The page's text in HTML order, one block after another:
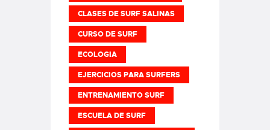
CLASES DE SURF SALINAS
CURSO DE SURF
ECOLOGIA
EJERCICIOS PARA SURFERS
ENTRENAMIENTO SURF
ESCUELA DE SURF